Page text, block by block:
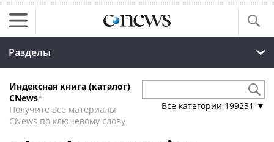
Разделы
Индексная книга (каталог)
CNews*
Получите все материалы
CNews по ключевому слову
Все категории 199231 ▼